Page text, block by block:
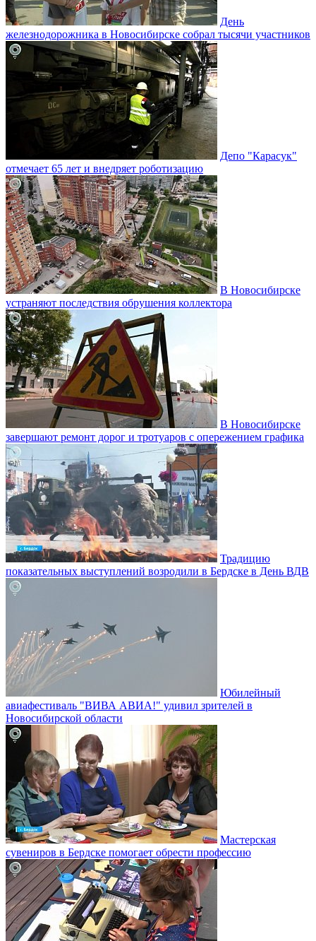
День
железнодорожника в Новосибирске собрал тысячи участников
Депо "Карасук"
отмечает 65 лет и внедряет роботизацию
В Новосибирске
устраняют последствия обрушения коллектора
В Новосибирске
завершают ремонт дорог и тротуаров с опережением графика
Традицию
показательных выступлений возродили в Бердске в День ВДВ
Юбилейный
авиафестиваль "ВИВА АВИА!" удивил зрителей в
Новосибирской области
Мастерская
сувениров в Бердске помогает обрести профессию